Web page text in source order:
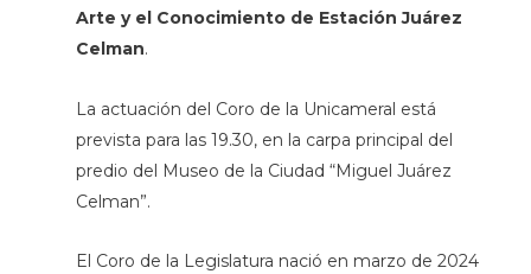
Arte y el Conocimiento de Estación Juárez
Celman.
La actuación del Coro de la Unicameral está
prevista para las 19.30, en la carpa principal del
predio del Museo de la Ciudad “Miguel Juárez
Celman”.
El Coro de la Legislatura nació en marzo de 2024